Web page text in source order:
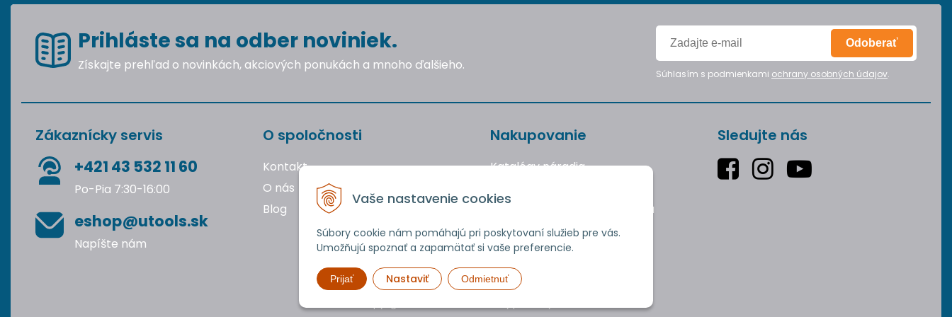
Vaše nastavenie cookies
Súbory cookie nám pomáhajú pri poskytovaní služieb pre vás.
Umožňujú spoznať a zapamätať si vaše preferencie.
Prijať Nastaviť Odmietnuť
Prihláste sa na odber noviniek.
Získajte prehľad o novinkách, akciových ponukách a mnoho ďalšieho.
Odoberať
Súhlasím s podmienkami ochrany osobných údajov.
Zákaznícky servis
+421 43 532 11 60
Po-Pia 7:30-16:00
eshop@utools.sk
Napíšte nám
O spoločnosti
Kontakt
O nás
Blog
Nakupovanie
Katalógy náradia
Reklamácie a vrátenie tovaru
Ochrana osobných údajov
Používanie cookies
Sledujte nás